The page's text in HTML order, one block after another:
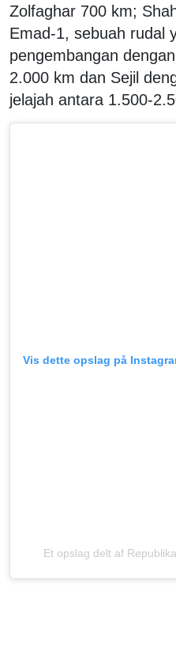
Zolfaghar 700 km;
Emad-1, sebuah rudal
pengembangan
2.000 km dan Sejil
jelajah antara 1.500-
Vis dette opslag på
Et opslag delt af